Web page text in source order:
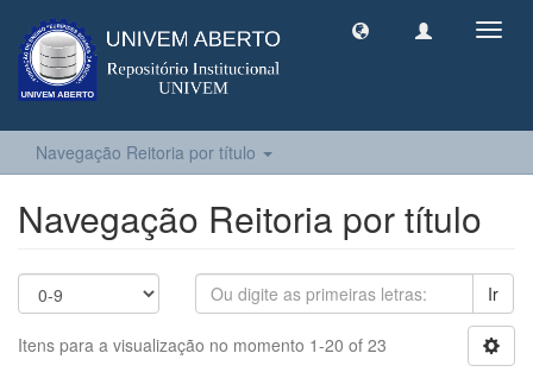
Navegação Reitoria por título
Navegação Reitoria por título
Ir
Itens para a visualização no momento 1-20 of 23